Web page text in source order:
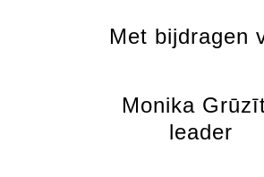
Met bijdragen
Monika
leader